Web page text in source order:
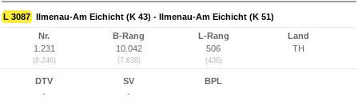
L 3087 Ilmenau-Am Eichicht (K 43) - Ilmenau-Am Eichicht (K 51)
Nr.
1.231
(8.246)
B-Rang
10.042
(7.638)
L-Rang
506
(436)
Land
TH
DTV
-
SV
-
BPL